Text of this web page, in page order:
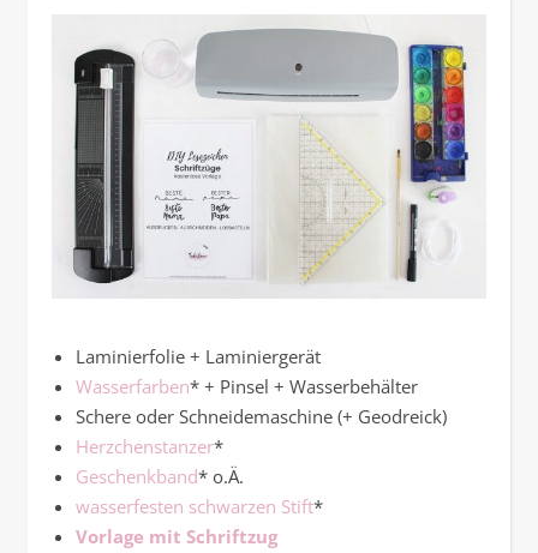
Laminierfolie + Laminiergerät
Wasserfarben* + Pinsel + Wasserbehälter
Schere oder Schneidemaschine (+ Geodreick)
Herzchenstanzer*
Geschenkband* o.Ä.
wasserfesten schwarzen Stift*
Vorlage mit Schriftzug